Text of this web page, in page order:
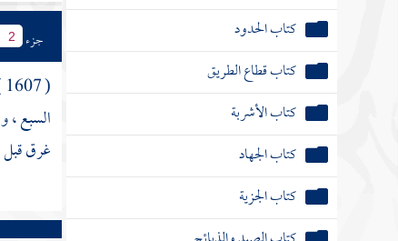
كتاب الحدود
كتاب قطاع الطريق
كتاب الأشربة
كتاب الجهاد
كتاب الجزية
جزء 2
( 1607 ) فصل :
السبع ،
غرق قبل